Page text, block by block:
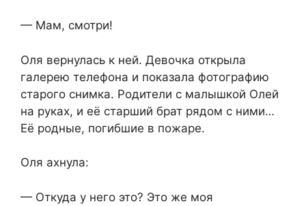
— Мам, смотри!
Оля вернулась к ней. Девочка открыла
галерею телефона и показала фотографию
старого снимка. Родители с малышкой Олей
на руках, и её старший брат рядом с ними…
Её родные, погибшие в пожаре.
Оля ахнула:
— Откуда у него это? Это же моя